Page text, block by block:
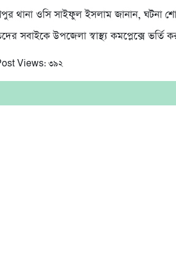
থানা ওসি সাইফুল ইসলাম জানান, ঘটনা
সবাইকে উপজেলা স্বাস্থ্য কমপ্লেক্সে ভর্তি
Views: ৩৯২